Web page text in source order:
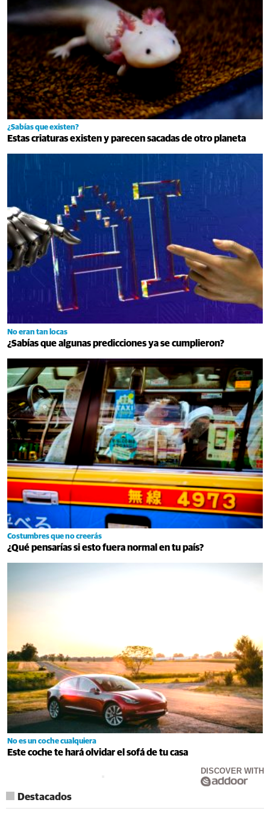
¿Sabías que existen?
Estas criaturas existen y parecen sacadas de otro planeta
No eran tan locas
¿Sabías que algunas predicciones ya se cumplieron?
Costumbres que no creerás
¿Qué pensarías si esto fuera normal en tu país?
No es un coche cualquiera
Este coche te hará olvidar el sofá de tu casa
DISCOVER WITH
Destacados